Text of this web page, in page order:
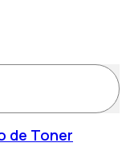
de Toner